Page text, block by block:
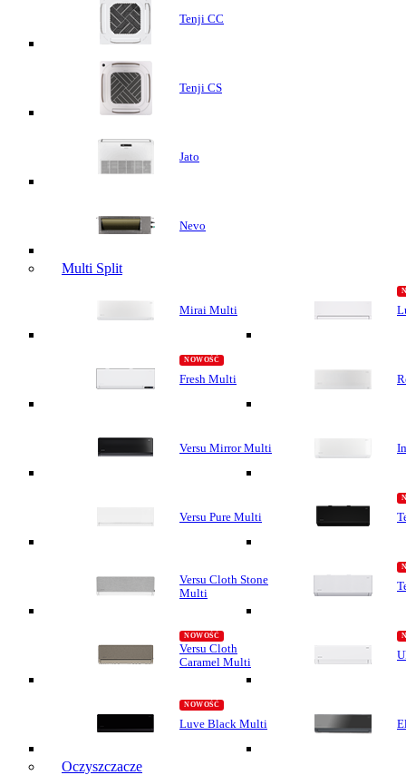
Tenji CC
Tenji CS
Jato
Nevo
Multi Split
Mirai Multi
Fresh Multi
Versu Mirror Multi
Versu Pure Multi
Versu Cloth Stone
Multi
Versu Cloth
Caramel Multi
Luve Black Multi
Oczyszczacze